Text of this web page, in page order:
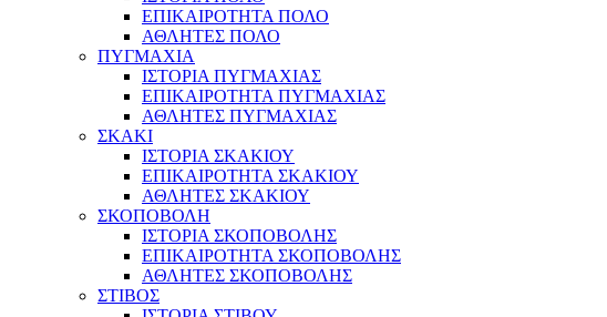
ΕΠΙΚΑΙΡΟΤΗΤΑ ΠΟΛΟ
ΑΘΛΗΤΕΣ ΠΟΛΟ
ΠΥΓΜΑΧΙΑ
ΙΣΤΟΡΙΑ ΠΥΓΜΑΧΙΑΣ
ΕΠΙΚΑΙΡΟΤΗΤΑ ΠΥΓΜΑΧΙΑΣ
ΑΘΛΗΤΕΣ ΠΥΓΜΑΧΙΑΣ
ΣΚΑΚΙ
ΙΣΤΟΡΙΑ ΣΚΑΚΙΟΥ
ΕΠΙΚΑΙΡΟΤΗΤΑ ΣΚΑΚΙΟΥ
ΑΘΛΗΤΕΣ ΣΚΑΚΙΟΥ
ΣΚΟΠΟΒΟΛΗ
ΙΣΤΟΡΙΑ ΣΚΟΠΟΒΟΛΗΣ
ΕΠΙΚΑΙΡΟΤΗΤΑ ΣΚΟΠΟΒΟΛΗΣ
ΑΘΛΗΤΕΣ ΣΚΟΠΟΒΟΛΗΣ
ΣΤΙΒΟΣ